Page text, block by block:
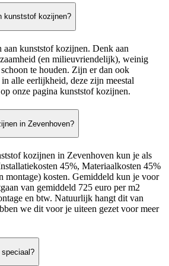
kunststof kozijnen?
kunststof kozijnen. Denk aan
(en milieuvriendelijk), weinig
te houden. Zijn er dan ook
alle eerlijkheid, deze zijn meestal
onze pagina kunststof kozijnen.
in Zevenhoven?
kozijnen in Zevenhoven kun je als
45%, Materiaalkosten 45%
montage) kosten. Gemiddeld kun je voor
van gemiddeld 725 euro per m2
en btw. Natuurlijk hangt dit van
we dit voor je uiteen gezet voor meer